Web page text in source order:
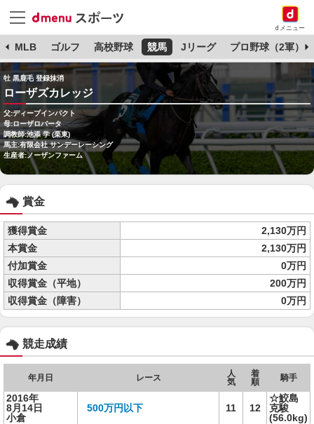
dメニュー
MLB ゴルフ 高校野球 競馬 Jリーグ プロ野球（2軍）
牡 黒鹿毛 登録抹消
ローザズカレッジ
父:ディープインパクト
母:ローザロバータ
調教師:池添 学 (栗東)
馬主:有限会社 サンデーレーシング
生産者:ノーザンファーム
賞金
獲得賞金
2,130万円
本賞金
2,130万円
付加賞金
0万円
収得賞金（平地）
200万円
収得賞金（障害）
0万円
競走成績
年月日 レース
人
気
着
順
騎手
2016年
8月14日
小倉
500万円以下 11 12
☆鮫島
克駿
(56.0kg)